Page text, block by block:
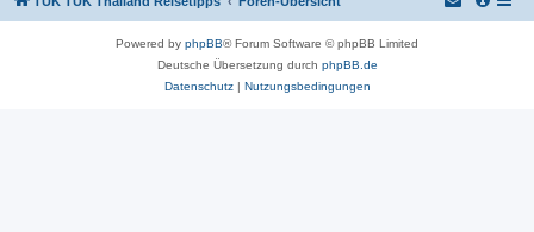
Powered by phpBB® Forum Software © phpBB Limited
Deutsche Übersetzung durch phpBB.de
Datenschutz| Nutzungsbedingungen